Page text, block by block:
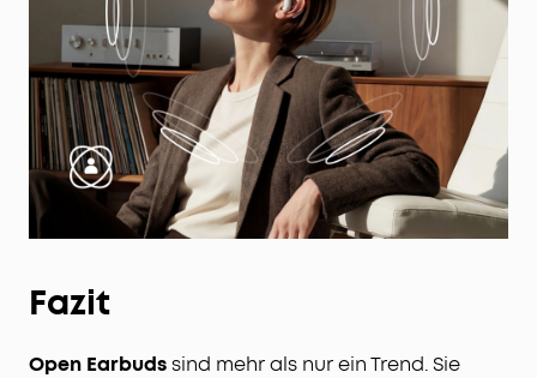
Fazit
Open Earbudssind mehr als nur ein Trend. Sie